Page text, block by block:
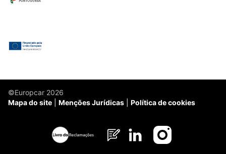
©Europcar 2026
Mapa do site
Menções Jurídicas Política de cookies